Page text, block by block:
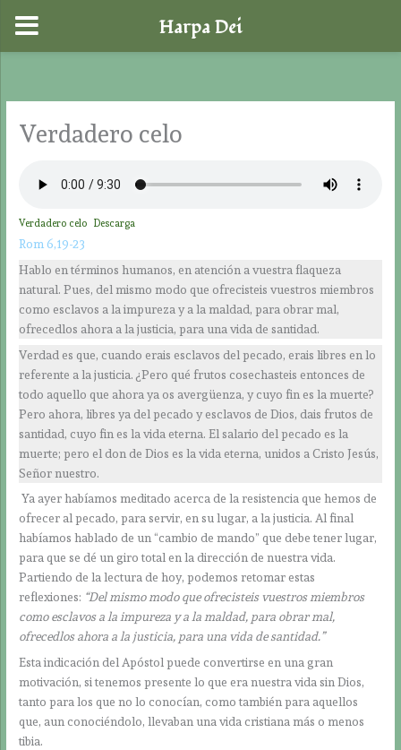
contenido
Verdadero celo
Verdadero celo Descarga
Rom 6,19-23
Hablo en términos humanos, en atención a vuestra flaqueza
natural. Pues, del mismo modo que ofrecisteis vuestros miembros
como esclavos a la impureza y a la maldad, para obrar mal,
ofrecedlos ahora a la justicia, para una vida de santidad.
Verdad es que, cuando erais esclavos del pecado, erais libres en lo
referente a la justicia. ¿Pero qué frutos cosechasteis entonces de
todo aquello que ahora ya os avergüenza, y cuyo fin es la muerte?
Pero ahora, libres ya del pecado y esclavos de Dios, dais frutos de
santidad, cuyo fin es la vida eterna. El salario del pecado es la
muerte; pero el don de Dios es la vida eterna, unidos a Cristo Jesús,
Señor nuestro.
Ya ayer habíamos meditado acerca de la resistencia que hemos de
ofrecer al pecado, para servir, en su lugar, a la justicia. Al final
habíamos hablado de un “cambio de mando” que debe tener lugar,
para que se dé un giro total en la dirección de nuestra vida.
Partiendo de la lectura de hoy, podemos retomar estas
reflexiones: “Del mismo modo que ofrecisteis vuestros miembros
como esclavos a la impureza y a la maldad, para obrar mal,
ofrecedlos ahora a la justicia, para una vida de santidad.”
Esta indicación del Apóstol puede convertirse en una gran
motivación, si tenemos presente lo que era nuestra vida sin Dios,
tanto para los que no lo conocían, como también para aquellos
que, aun conociéndolo, llevaban una vida cristiana más o menos
tibia.
Harpa Dei